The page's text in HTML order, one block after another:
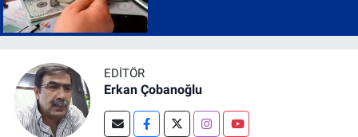
EDITÖR
Erkan Çobanoğlu